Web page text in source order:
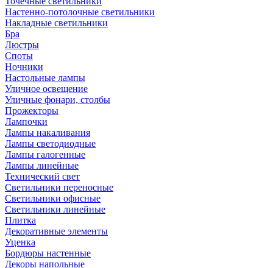
Настенно-потолочные светильники
Накладные светильники
Бра
Люстры
Споты
Ночники
Настольные лампы
Уличное освещение
Уличные фонари, столбы
Прожекторы
Лампочки
Лампы накаливания
Лампы светодиодные
Лампы галогенные
Лампы линейные
Технический свет
Светильники переносные
Светильники офисные
Светильники линейные
Плитка
Декоративные элементы
Уценка
Бордюры настенные
Декоры напольные